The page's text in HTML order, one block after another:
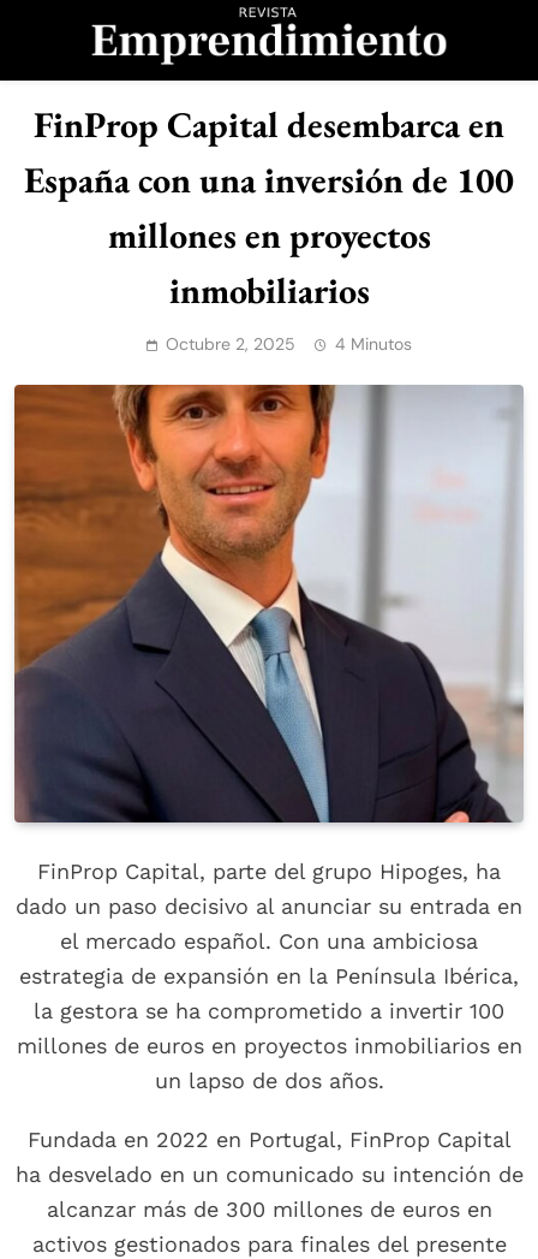
Revista
Emprendimiento
FinProp Capital desembarca en
España con una inversión de 100
millones en proyectos
inmobiliarios
Octubre 2, 2025 4 Minutos
FinProp Capital, parte del grupo Hipoges, ha
dado un paso decisivo al anunciar su entrada en
el mercado español. Con una ambiciosa
estrategia de expansión en la Península Ibérica,
la gestora se ha comprometido a invertir 100
millones de euros en proyectos inmobiliarios en
un lapso de dos años.
Fundada en 2022 en Portugal, FinProp Capital
ha desvelado en un comunicado su intención de
alcanzar más de 300 millones de euros en
activos gestionados para finales del presente